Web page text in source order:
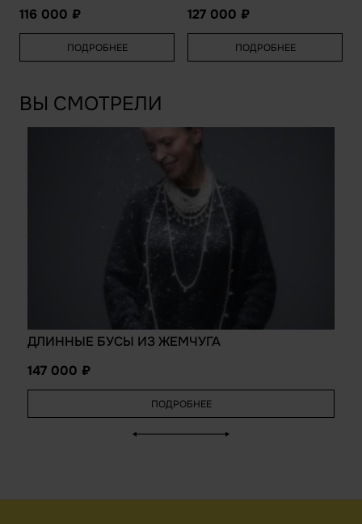
116 000
ПОДРОБНЕЕ
127 000
ПОДРОБНЕЕ
ВЫ СМОТРЕЛИ
ДЛИННЫЕ БУСЫ ИЗ ЖЕМЧУГА
147 000
ПОДРОБНЕЕ